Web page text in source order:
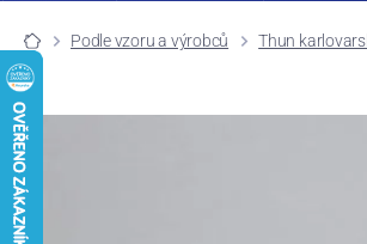
Podle vzoru a výrobců Thun